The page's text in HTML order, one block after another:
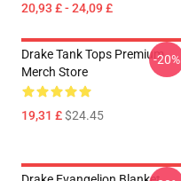
20,93 £ - 24,09 £
Drake Tank Tops Premium
Merch Store
19,31 £$24.45
-20%